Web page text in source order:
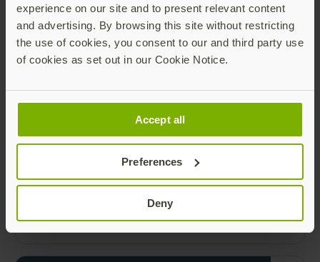
experience on our site and to present relevant content
and advertising. By browsing this site without restricting
the use of cookies, you consent to our and third party use
of cookies as set out in our Cookie Notice.
Accept all
Preferences
Deny
Read more
Resumen de productos – Serie YubiKey 5
expanded authentication options.
Read more